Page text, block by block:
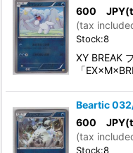
600 JPY
(tax
Stock:8
XY BREAK
「
Beartic
600 JPY
(tax
Stock:8